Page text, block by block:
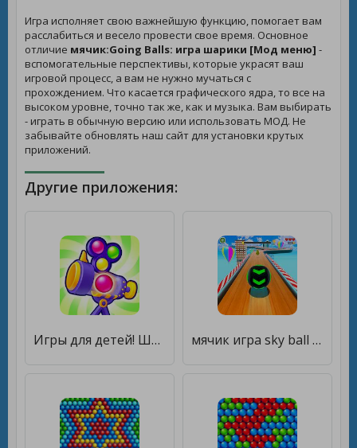
Игра исполняет свою важнейшую функцию, помогает вам
расслабиться и весело провести свое время. Основное
отличие мячик:Going Balls: игра шарики [Мод меню] -
вспомогательные перспективы, которые украсят ваш
игровой процесс, а вам не нужно мучаться с
прохождением. Что касается графического ядра, то все на
высоком уровне, точно так же, как и музыка. Вам выбирать
- играть в обычную версию или использовать МОД. Не
забывайте обновлять наш сайт для установки крутых
приложений.
Другие приложения:
Игры для детей! Шарики детям 3 [Мод меню] мячик игра sky ball game 3D [Мод меню]